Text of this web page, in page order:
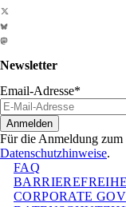
Newsletter
Email-Adresse*
Anmelden
Für die Anmeldung
Datenschutzhinweise.
FAQ
CORPORATE